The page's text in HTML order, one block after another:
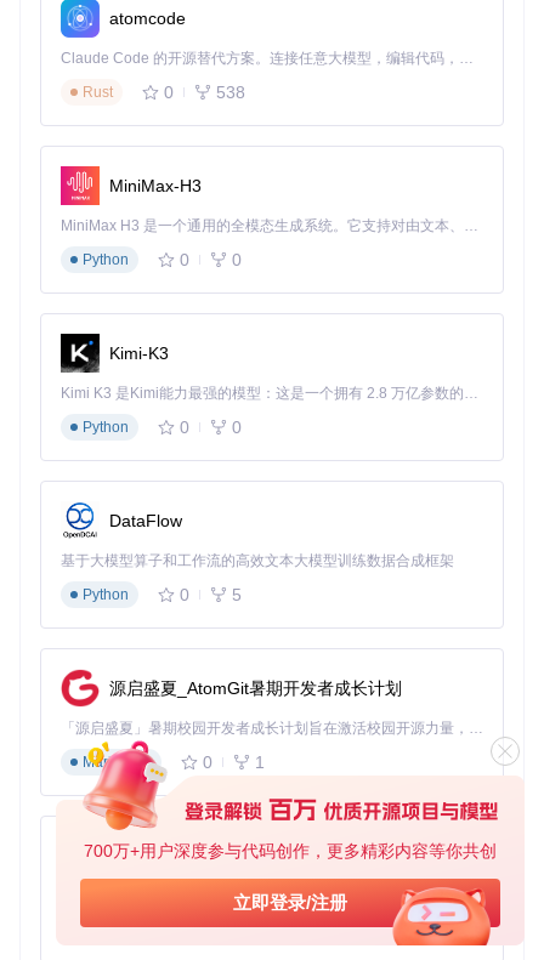
700万+用户深度参与代码创作，更多精彩内容等你共创
立即登录/注册
安装前执行pip freeze > requirements_backup.txt
备份当前环境
n seed-vc python=3.10
ction timeout"错误。
排查步骤：
测试网络连接状态
检查Hugging Face访问权限
确认磁盘空间是否充足
解决方案 ：
[跨平台] 设置Hugging Face镜像源
# Linux/macOS
set HF_ENDPOINT=https://hf-mirror.com # Windows
[跨平台] 手动下载模型文件
将文件保存至 ~/.cache/huggingface/hub/
验证文件完整性
预防措施
定期清理模型缓存释放空间
重要模型备份至本地存储
二、语音转换质量优化
[基础应用] 转换后语音不清晰
atomcode
Claude Code 的开源替代方案。连接任意大模型，编辑代码，运行命令，自动验证 — 全自动执行。用 Rust 构建，极致性能。 ｜ An open-source alternative to Claude Code. Connect any LLM, edit code, run commands, and verify changes — autonomously. Built in Rust for speed. Get Started
Rust
0 538
MiniMax-H3
MiniMax H3 是一个通用的全模态生成系统。它支持对由文本、图像、视频和音频组成的多模态上下文进行统一理解，并能生成分辨率高达 2K、时长可达 15 秒的带原生立体声音频的视频。得益于面向任务泛化的系统设计，H3 在预训练阶段就已具备广泛的多模态上下文理解与生成能力，能够出色地执行复杂的多模态指令。
Python
0 0
Kimi-K3
Kimi K3 是Kimi能力最强的模型：这是一个拥有 2.8 万亿参数的混合专家（MoE）模型，具备原生视觉理解能力，并支持 100 万 token 的上下文窗口。
Python
0 0
DataFlow
基于大模型算子和工作流的高效文本大模型训练数据合成框架
Python
0 5
源启盛夏_AtomGit暑期开发者成长计划
「源启盛夏」暑期校园开发者成长计划旨在激活校园开源力量，通过积分激励、认证扶持、资源倾斜等形式，引导高校组织和开发者完成「入驻 — 建项目 — 做贡献 — 获认证 — 得资源」的完整闭环。无论你是想带领社团入驻平台的组织者，还是希望用代码贡献证明自己的开发者，都能在这里找到属于你的成长路径。
Markdown
0 1
py-xiaozhi
基于Python的Xiaozhi AI，适用于想要完整Xiaozhi体验而无需拥有专用硬件的用户。
Python
0 1